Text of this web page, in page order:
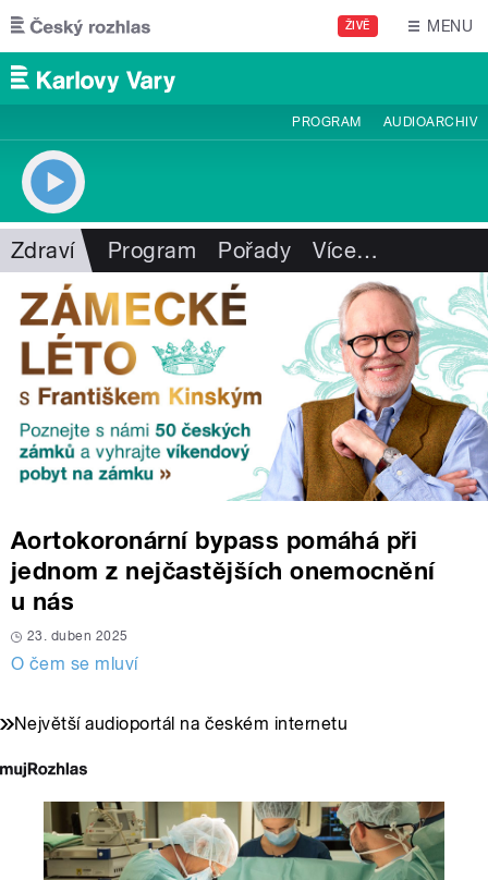
Přejít k hlavnímu obsahu
ŽIVĚ MENU
PROGRAM AUDIOARCHIV
Zdraví Program Pořady Více…
Aortokoronární bypass pomáhá při
jednom z nejčastějších onemocnění
u nás
23. duben 2025
O čem se mluví
Největší audioportál na českém internetu